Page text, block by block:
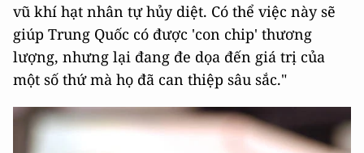
vũ khí hạt nhân tự hủy diệt. Có thể việc này sẽ
giúp Trung Quốc có được 'con chip' thương
lượng, nhưng lại đang đe dọa đến giá trị của
một số thứ mà họ đã can thiệp sâu sắc."